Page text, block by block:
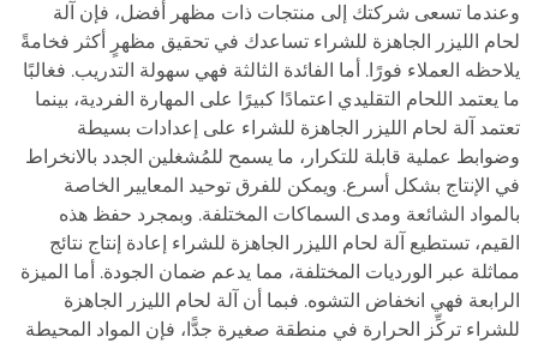
وعندما تسعى شركتك إلى منتجات ذات مظهر أفضل، فإن آلة
لحام الليزر الجاهزة للشراء تساعدك في تحقيق مظهرٍ أكثر فخامةً
يلاحظه العملاء فورًا. أما الفائدة الثالثة فهي سهولة التدريب. فغالبًا
ما يعتمد اللحام التقليدي اعتمادًا كبيرًا على المهارة الفردية، بينما
تعتمد آلة لحام الليزر الجاهزة للشراء على إعدادات بسيطة
وضوابط عملية قابلة للتكرار، ما يسمح للمُشغلين الجدد بالانخراط
في الإنتاج بشكل أسرع. ويمكن للفرق توحيد المعايير الخاصة
بالمواد الشائعة ومدى السماكات المختلفة. وبمجرد حفظ هذه
القيم، تستطيع آلة لحام الليزر الجاهزة للشراء إعادة إنتاج نتائج
مماثلة عبر الورديات المختلفة، مما يدعم ضمان الجودة. أما الميزة
الرابعة فهي انخفاض التشوه. فبما أن آلة لحام الليزر الجاهزة
للشراء تركِّز الحرارة في منطقة صغيرة جدًّا، فإن المواد المحيطة